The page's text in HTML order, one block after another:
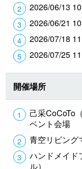
2026/06/13
2026/06/21
2026/07/18
2026/07/25
開催場所
己采CoCoTo
ベント会場
青空リビング
ハンドメイド
ル）